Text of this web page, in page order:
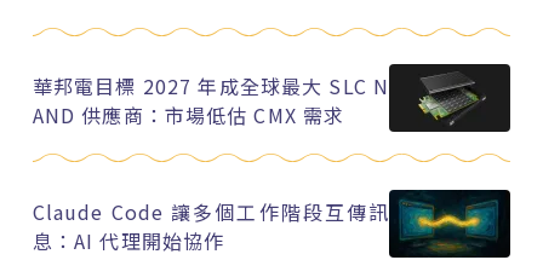
華邦電目標 2027 年成全球最大 SLC N
AND 供應商：市場低估 CMX 需求
Claude Code 讓多個工作階段互傳訊
息：AI 代理開始協作